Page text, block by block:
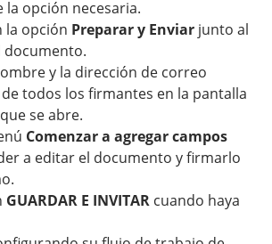
la opción necesaria.
la opción Preparar y Enviar junto al
y la dirección de correo
todos los firmantes en la pantalla
se abre.
Comenzar a agregar campos
a editar el documento y firmarlo
GUARDAR E INVITAR cuando haya